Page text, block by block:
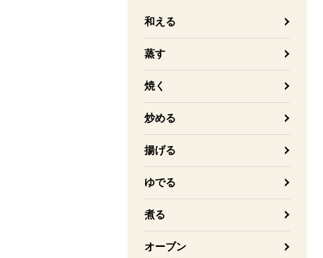
和える
蒸す
焼く
炒める
揚げる
ゆでる
煮る
オーブン